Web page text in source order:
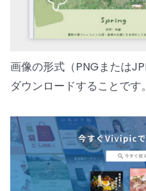
画像の形式（PNGまたは
ダウンロードすることです。